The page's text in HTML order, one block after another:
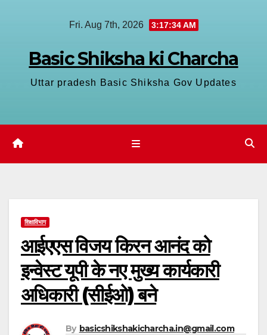
Fri. Aug 7th, 2026 3:17:35 AM
Basic Shiksha ki Charcha
Uttar pradesh Basic Shiksha Gov Updates
शिक्षाविभाग
आईएएस विजय किरन आनंद को
इन्वेस्ट यूपी के नए मुख्य कार्यकारी
अधिकारी (सीईओ) बने
By basicshikshakicharcha.in@gmail.com